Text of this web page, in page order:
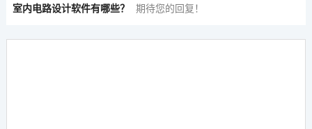
室内电路设计软件有哪些？ 期待您的回复！